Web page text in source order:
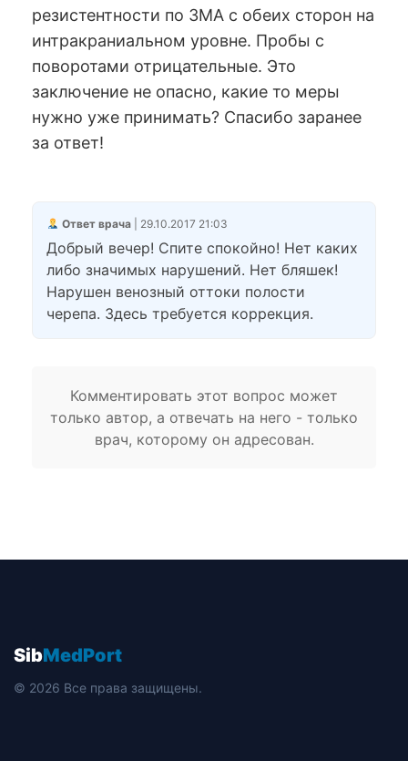
резистентности по ЗМА с обеих сторон на
интракраниальном уровне. Пробы с
поворотами отрицательные. Это
заключение не опасно, какие то меры
нужно уже принимать? Спасибо заранее
за ответ!
Ответ врача| 29.10.2017 21:03
Добрый вечер! Спите спокойно! Нет каких
либо значимых нарушений. Нет бляшек!
Нарушен венозный оттоки полости
черепа. Здесь требуется коррекция.
Комментировать этот вопрос может
только автор, а отвечать на него - только
врач, которому он адресован.
SibMedPort
© 2026 Все права защищены.